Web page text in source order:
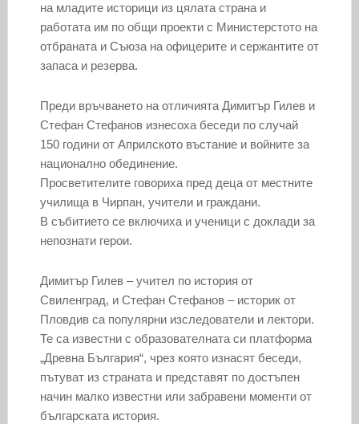
на младите историци из цялата страна и
работата им по общи проекти с Министерстото на
отбраната и Съюза на офицерите и сержантите от
запаса и резерва.
Преди връчването на отличията Димитър Гилев и
Стефан Стефанов изнесоха беседи по случай
150 години от Априлското въстание и войните за
национално обединение.
Просветителите говориха пред деца от местните
училища в Чирпан, учители и граждани.
В събитието се включиха и ученици с доклади за
непознати герои.
Димитър Гилев – учител по история от
Свиленград, и Стефан Стефанов – историк от
Пловдив са популярни изследователи и лектори.
Те са известни с образователната си платформа
„Древна България“, чрез която изнасят беседи,
пътуват из страната и представят по достъпен
начин малко известни или забравени моменти от
българската история.